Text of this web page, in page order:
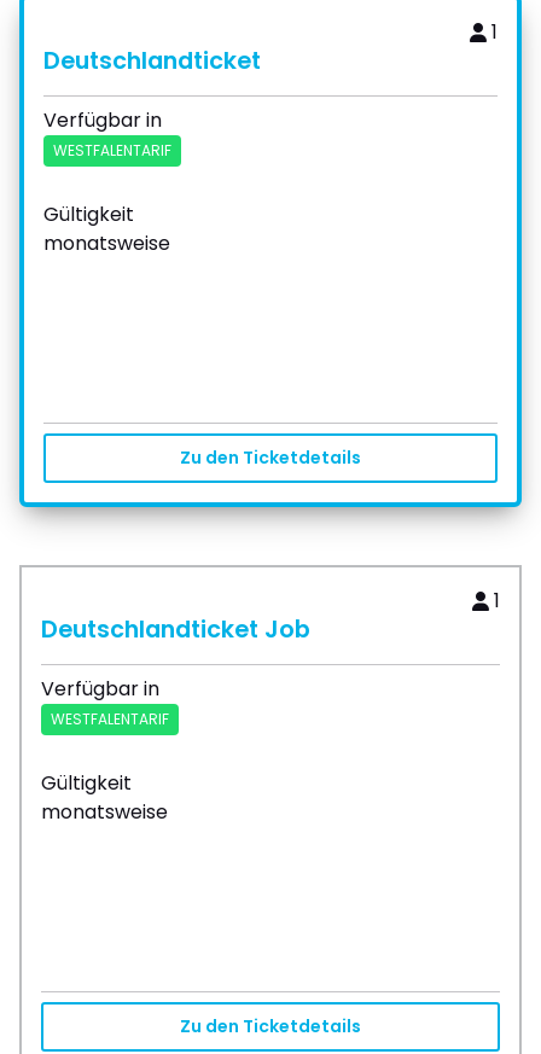
1
Deutschlandticket
Verfügbar in
WESTFALENTARIF
Gültigkeit
monatsweise
Zu den Ticketdetails
1
Deutschlandticket Job
Verfügbar in
WESTFALENTARIF
Gültigkeit
monatsweise
Zu den Ticketdetails